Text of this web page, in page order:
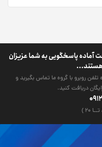
پاسخگویی به شما عزیزان
تلفن روبرو با گروه ما تماس بگیرید و
دریافت کنید.